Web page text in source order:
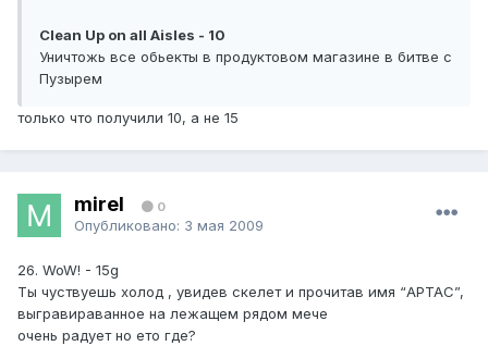
Clean Up on all Aisles - 10
Уничтожь все обьекты в продуктовом магазине в битве с
Пузырем
только что получили 10, а не 15
mirel 0
Опубликовано: 3 мая 2009
26. WoW! - 15g
Ты чуствуешь холод , увидев скелет и прочитав имя “АРТАС”,
выгравираванное на лежащем рядом мече
очень радует но ето где?